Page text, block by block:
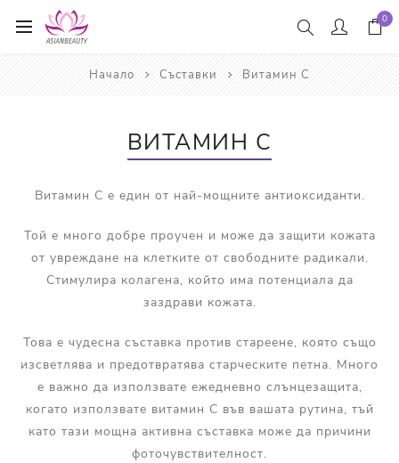
0
Начало Съставки Витамин С
ВИТАМИН С
Витамин С е един от най-мощните антиоксиданти.
Той е много добре проучен и може да защити кожата
от увреждане на клетките от свободните радикали.
Стимулира колагена, който има потенциала да
заздрави кожата.
Това е чудесна съставка против стареене, която също
изсветлява и предотвратява старческите петна. Много
е важно да използвате ежедневно слънцезащита,
когато използвате витамин С във вашата рутина, тъй
като тази мощна активна съставка може да причини
фоточувствителност.